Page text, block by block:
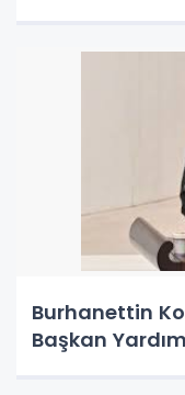
Burhanettin
Başkan